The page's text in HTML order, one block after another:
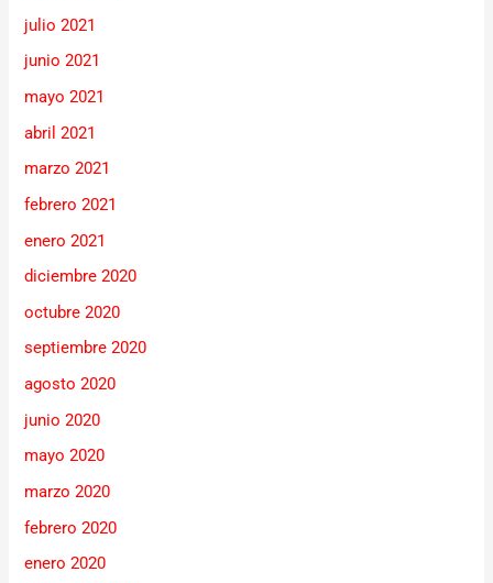
julio 2021
junio 2021
mayo 2021
abril 2021
marzo 2021
febrero 2021
enero 2021
diciembre 2020
octubre 2020
septiembre 2020
agosto 2020
junio 2020
mayo 2020
marzo 2020
febrero 2020
enero 2020